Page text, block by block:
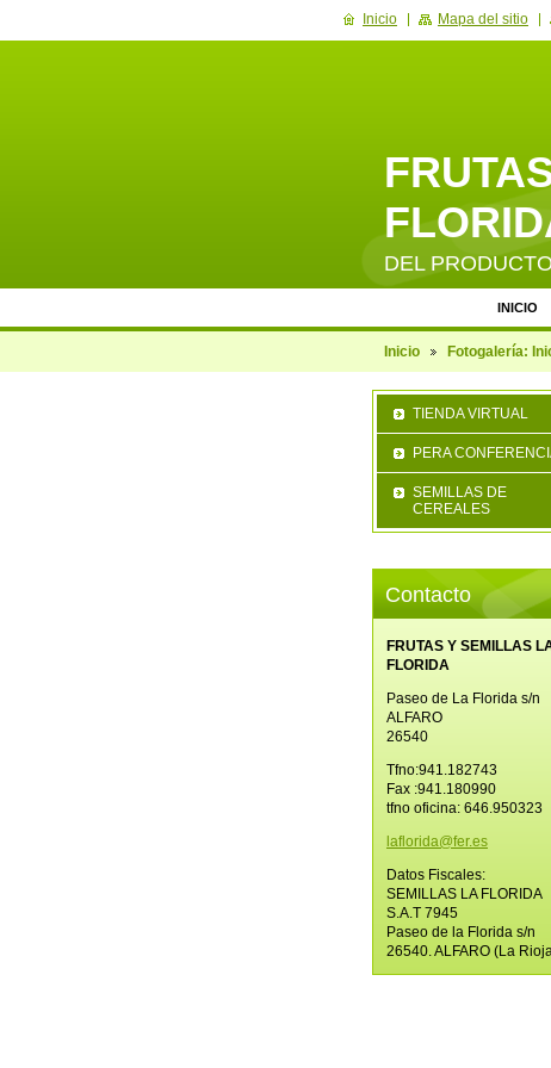
DEL
INICIO
Inicio Fotogalería:
TIENDA VIRTUAL
PERA
SEMILLAS DE
CEREALES
Contacto
FRUTAS Y SEMILLAS
FLORIDA
Paseo de La Florida s/n
ALFARO
26540
Tfno:941.182743
Fax :941.180990
tfno oficina: 646.950323
laflorida@fer.es
Datos Fiscales:
SEMILLAS LA FLORIDA
S.A.T 7945
Paseo de la Florida s/n
26540. ALFARO (La
Inicio Mapa del sitio